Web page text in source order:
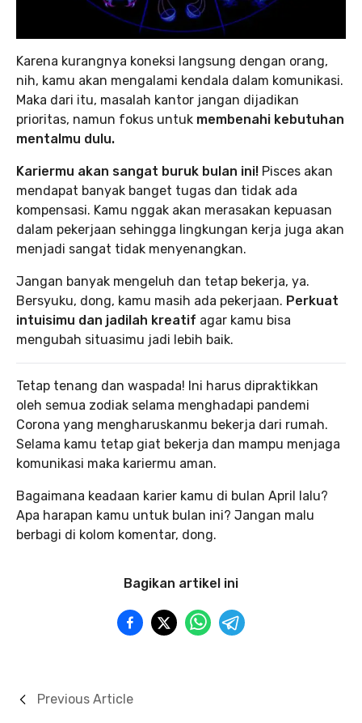
Karena kurangnya koneksi langsung dengan orang,
nih, kamu akan mengalami kendala dalam komunikasi.
Maka dari itu, masalah kantor jangan dijadikan
prioritas, namun fokus untuk membenahi kebutuhan
mentalmu dulu.
Kariermu akan sangat buruk bulan ini! Pisces akan
mendapat banyak banget tugas dan tidak ada
kompensasi. Kamu nggak akan merasakan kepuasan
dalam pekerjaan sehingga lingkungan kerja juga akan
menjadi sangat tidak menyenangkan.
Jangan banyak mengeluh dan tetap bekerja, ya.
Bersyuku, dong, kamu masih ada pekerjaan. Perkuat
intuisimu dan jadilah kreatif agar kamu bisa
mengubah situasimu jadi lebih baik.
Tetap tenang dan waspada! Ini harus dipraktikkan
oleh semua zodiak selama menghadapi pandemi
Corona yang mengharuskanmu bekerja dari rumah.
Selama kamu tetap giat bekerja dan mampu menjaga
komunikasi maka kariermu aman.
Bagaimana keadaan karier kamu di bulan April lalu?
Apa harapan kamu untuk bulan ini? Jangan malu
berbagi di kolom komentar, dong.
Bagikan artikel ini
Previous Article